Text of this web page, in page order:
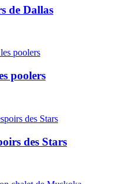
de Dallas
poolers
des Stars